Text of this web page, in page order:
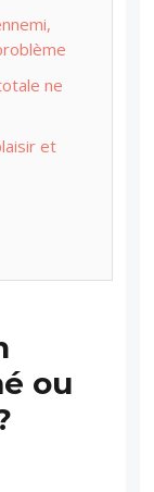
ne
et
ou